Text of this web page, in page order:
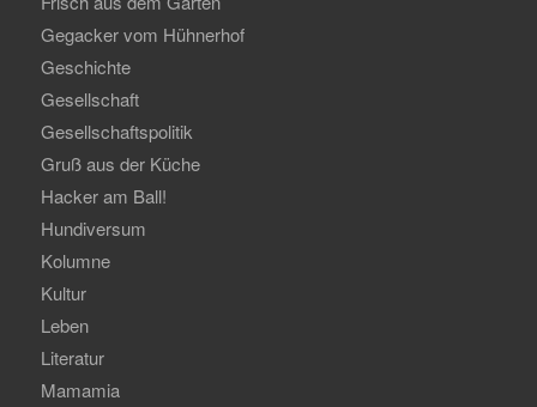
Gegacker vom Hühnerhof
Geschichte
Gesellschaft
Gesellschaftspolitik
Gruß aus der Küche
Hacker am Ball!
Hundiversum
Kolumne
Kultur
Leben
Literatur
Mamamia